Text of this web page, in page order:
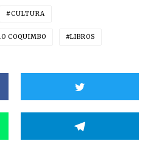
CULTURA
COQUIMBO LIBROS